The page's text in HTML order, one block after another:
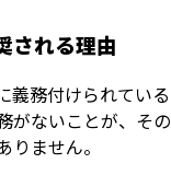
される理由
義務付けられている
がないことが、その
ません。